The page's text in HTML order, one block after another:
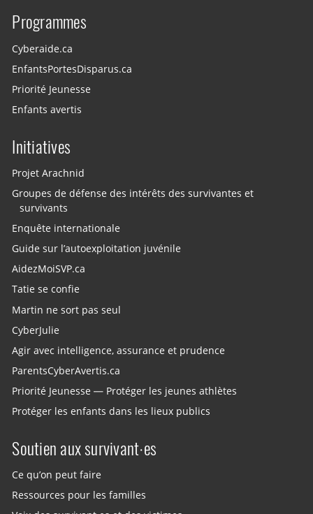
Programmes
Cyberaide.ca
EnfantsPortesDisparus.ca
Priorité Jeunesse
Enfants avertis
Initiatives
Projet Arachnid
Groupes de défense des intérêts des survivantes et
survivants
Enquête internationale
Guide sur l’autoexploitation juvénile
AidezMoiSVP.ca
Tatie se confie
Martin ne sort pas seul
CyberJulie
Agir avec intelligence, assurance et prudence
ParentsCyberAvertis.ca
Priorité Jeunesse — Protéger les jeunes athlètes
Protéger les enfants dans les lieux publics
Soutien aux survivant·es
Ce qu’on peut faire
Ressources pour les familles